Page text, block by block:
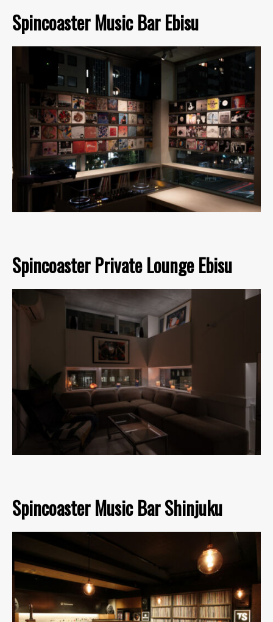
Spincoaster Music Bar Ebisu
Spincoaster Private Lounge Ebisu
Spincoaster Music Bar Shinjuku